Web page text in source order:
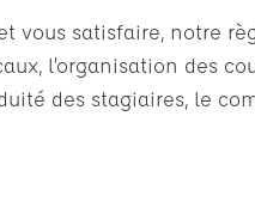
vous satisfaire, notre
l’organisation des
des stagiaires, le